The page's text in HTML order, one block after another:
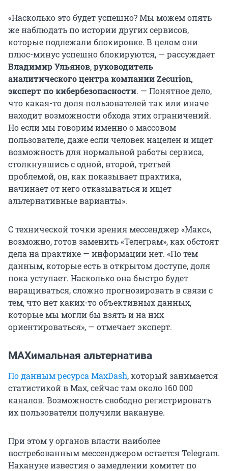
«Насколько это будет успешно? Мы можем опять
же наблюдать по истории других сервисов,
которые подлежали блокировке. В целом они
плюс-минус успешно блокируются, — рассуждает
Владимир Ульянов,руководитель
аналитического центра компании Zecurion,
эксперт по кибербезопасности. — Понятное дело,
что какая-то доля пользователей так или иначе
находит возможности обхода этих ограничений.
Но если мы говорим именно о массовом
пользователе, даже если человек нацелен и ищет
возможность для нормальной работы сервиса,
столкнувшись с одной, второй, третьей
проблемой, он, как показывает практика,
начинает от него отказываться и ищет
альтернативные варианты».
С технической точки зрения мессенджер «Макс»,
возможно, готов заменить «Телеграм», как обстоят
дела на практике — информации нет. «По тем
данным, которые есть в открытом доступе, доля
пока уступает. Насколько она быстро будет
наращиваться, сложно прогнозировать в связи с
тем, что нет каких-то объективных данных,
которые мы могли бы взять и на них
ориентироваться», — отмечает эксперт.
MAXимальная альтернатива
По данным ресурса MaxDash, который занимается
статистикой в Max, сейчас там около 160 000
каналов. Возможность свободно регистрировать
их пользователи получили накануне.
При этом у органов власти наиболее
востребованным мессенджером остается Telegram.
Накануне известия о замедлении комитет по